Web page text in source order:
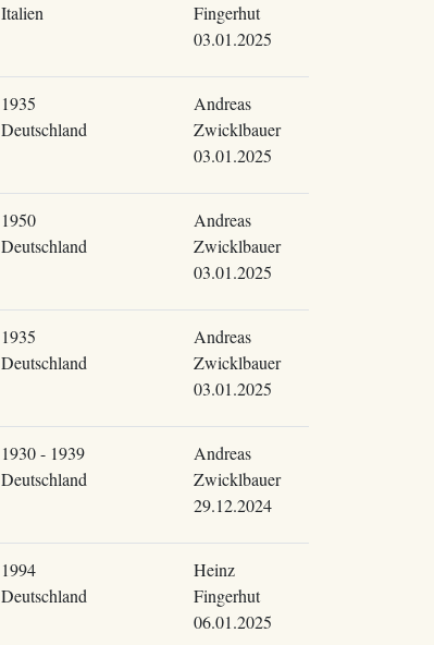
Italien
Fingerhut
03.01.2025
1935
Deutschland
Andreas
Zwicklbauer
03.01.2025
1950
Deutschland
Andreas
Zwicklbauer
03.01.2025
1935
Deutschland
Andreas
Zwicklbauer
03.01.2025
1930 - 1939
Deutschland
Andreas
Zwicklbauer
29.12.2024
1994
Deutschland
Heinz
Fingerhut
06.01.2025